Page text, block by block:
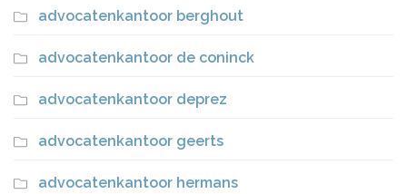
advocatenkantoor berghout
advocatenkantoor de coninck
advocatenkantoor deprez
advocatenkantoor geerts
advocatenkantoor hermans